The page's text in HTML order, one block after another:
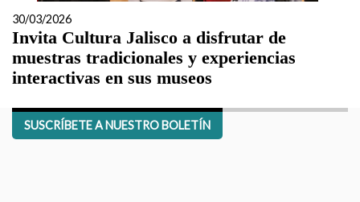
30/03/2026
Invita Cultura Jalisco a disfrutar de
muestras tradicionales y experiencias
interactivas en sus museos
SUSCRÍBETE A NUESTRO BOLETÍN